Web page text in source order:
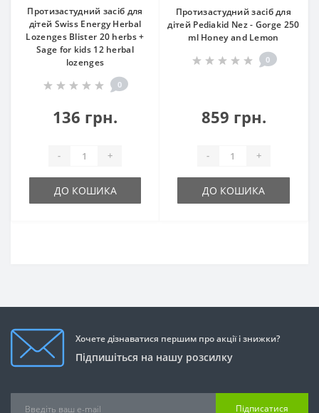
Протизастудний засіб для
дітей Swiss Energy Herbal
Lozenges Blister 20 herbs +
Sage for kids 12 herbal
lozenges
0
136 грн.
- +
ДО КОШИКА
Протизастудний засіб для
дітей Pediakid Nez - Gorge 250
ml Honey and Lemon
0
859 грн.
- +
ДО КОШИКА
Хочете дізнаватися першим про акції і знижки?
Підпишіться на нашу розсилку
Підписатися